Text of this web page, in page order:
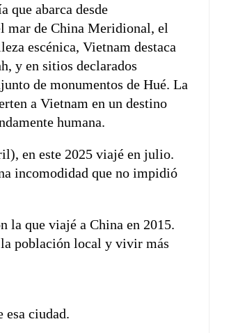
que abarca desde
mar de China Meridional, el
escénica, Vietnam destaca
y en sitios declarados
de monumentos de Hué. La
a Vietnam en un destino
humana.
en este 2025 viajé en julio.
incomodidad que no impidió
la que viajé a China en 2015.
población local y vivir más
esa ciudad.